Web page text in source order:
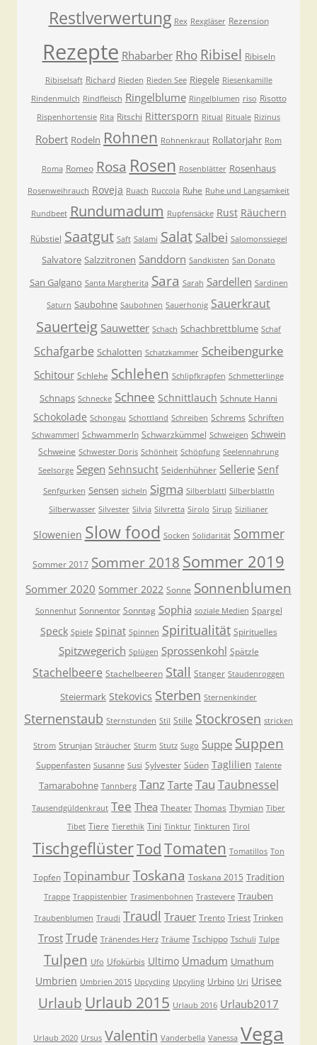
Restlverwertung Rex Rexgläser Rezension
Rezepte Rhabarber Rho Ribisel Ribiseln
Ribiselsaft Richard Rieden Rieden See Riegele Riesenkamille
Rindenmulch Rindfleisch Ringelblume Ringelblumen riso Risotto
Rispenhortensie Rita Ritschi Rittersporn Ritual Rituale Rizinus
Robert Rodeln Rohnen Rohnenkraut Rollatorjahr Rom
Roma Romeo Rosa Rosen Rosenblätter Rosenhaus
Rosenweihrauch Roveja Ruach Ruccola Ruhe Ruhe und Langsamkeit
Rundbeet Rundumadum Rupfensäcke Rust Räuchern
Rübstiel Saatgut Saft Salami Salat Salbei Salomonssiegel
Salvatore Salzzitronen Sanddorn Sandkisten San Donato
San Galgano Santa Margherita Sara Sarah Sardellen Sardinen
Saturn Saubohne Saubohnen Sauerhonig Sauerkraut
Sauerteig Sauwetter Schach Schachbrettblume Schaf
Schafgarbe Schalotten Schatzkammer Scheibengurke
Schitour Schlehe Schlehen Schlipfkrapfen Schmetterlinge
Schnaps Schnecke Schnee Schnittlauch Schnute Hanni
Schokolade Schongau Schottland Schreiben Schrems Schriften
Schwammerl Schwammerln Schwarzkümmel Schweigen Schwein
Schweine Schwester Doris Schönheit Schöpfung Seelennahrung
Seelsorge Segen Sehnsucht Seidenhühner Sellerie Senf
Senfgurken Sensen sicheln Sigma Silberblattl Silberblattln
Silberwasser Silvester Silvia Silvretta Sirolo Sirup Sizilianer
Slowenien Slow food Socken Solidarität Sommer
Sommer 2017 Sommer 2018 Sommer 2019
Sommer 2020 Sommer 2022 Sonne Sonnenblumen
Sonnenhut Sonnentor Sonntag Sophia soziale Medien Spargel
Speck Spiele Spinat Spinnen Spiritualität Spirituelles
Spitzwegerich Splügen Sprossenkohl Spätzle
Stachelbeere Stachelbeeren Stall Stanger Staudenroggen
Steiermark Stekovics Sterben Sternenkinder
Sternenstaub Sternstunden Stil Stille Stockrosen stricken
Strom Strunjan Sträucher Sturm Stutz Sugo Suppe Suppen
Suppenfasten Susanne Susi Sylvester Süden Taglilien Talente
Tamarabohne Tannberg Tanz Tarte Tau Taubnessel
Tausendgüldenkraut Tee Thea Theater Thomas Thymian Tiber
Tibet Tiere Tierethik Tini Tinktur Tinkturen Tirol
TischgeflüsterTodTomaten Tomatillos Ton
Topfen Topinambur Toskana Toskana 2015 Tradition
Trappe Trappistenbier Trasimenbohnen Trastevere Trauben
Traubenblumen Traudi Traudl Trauer Trento Triest Trinken
Trost Trude Tränendes Herz Träume Tschippo Tschuli Tulpe
Tulpen Ufo Ufokürbis Ultimo Umadum Umathum
Umbrien Umbrien 2015 Upcycling Upcyling Urbino Uri Urisee
Urlaub Urlaub 2015 Urlaub 2016 Urlaub2017
Urlaub 2020 Ursus Valentin Vanderbella Vanessa Vega